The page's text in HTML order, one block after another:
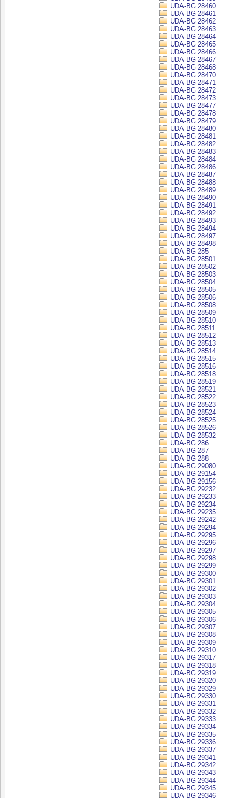
UDA-BG 28460
UDA-BG 28461
UDA-BG 28462
UDA-BG 28463
UDA-BG 28464
UDA-BG 28465
UDA-BG 28466
UDA-BG 28467
UDA-BG 28468
UDA-BG 28470
UDA-BG 28471
UDA-BG 28472
UDA-BG 28473
UDA-BG 28477
UDA-BG 28478
UDA-BG 28479
UDA-BG 28480
UDA-BG 28481
UDA-BG 28482
UDA-BG 28483
UDA-BG 28484
UDA-BG 28486
UDA-BG 28487
UDA-BG 28488
UDA-BG 28489
UDA-BG 28490
UDA-BG 28491
UDA-BG 28492
UDA-BG 28493
UDA-BG 28494
UDA-BG 28497
UDA-BG 28498
UDA-BG 285
UDA-BG 28501
UDA-BG 28502
UDA-BG 28503
UDA-BG 28504
UDA-BG 28505
UDA-BG 28506
UDA-BG 28508
UDA-BG 28509
UDA-BG 28510
UDA-BG 28511
UDA-BG 28512
UDA-BG 28513
UDA-BG 28514
UDA-BG 28515
UDA-BG 28516
UDA-BG 28518
UDA-BG 28519
UDA-BG 28521
UDA-BG 28522
UDA-BG 28523
UDA-BG 28524
UDA-BG 28525
UDA-BG 28526
UDA-BG 28532
UDA-BG 286
UDA-BG 287
UDA-BG 288
UDA-BG 29080
UDA-BG 29154
UDA-BG 29156
UDA-BG 29232
UDA-BG 29233
UDA-BG 29234
UDA-BG 29235
UDA-BG 29242
UDA-BG 29294
UDA-BG 29295
UDA-BG 29296
UDA-BG 29297
UDA-BG 29298
UDA-BG 29299
UDA-BG 29300
UDA-BG 29301
UDA-BG 29302
UDA-BG 29303
UDA-BG 29304
UDA-BG 29305
UDA-BG 29306
UDA-BG 29307
UDA-BG 29308
UDA-BG 29309
UDA-BG 29310
UDA-BG 29317
UDA-BG 29318
UDA-BG 29319
UDA-BG 29320
UDA-BG 29329
UDA-BG 29330
UDA-BG 29331
UDA-BG 29332
UDA-BG 29333
UDA-BG 29334
UDA-BG 29335
UDA-BG 29336
UDA-BG 29337
UDA-BG 29341
UDA-BG 29342
UDA-BG 29343
UDA-BG 29344
UDA-BG 29345
UDA-BG 29346